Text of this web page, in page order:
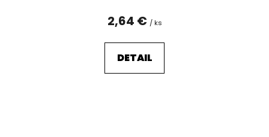
2,64 € / ks
DETAIL